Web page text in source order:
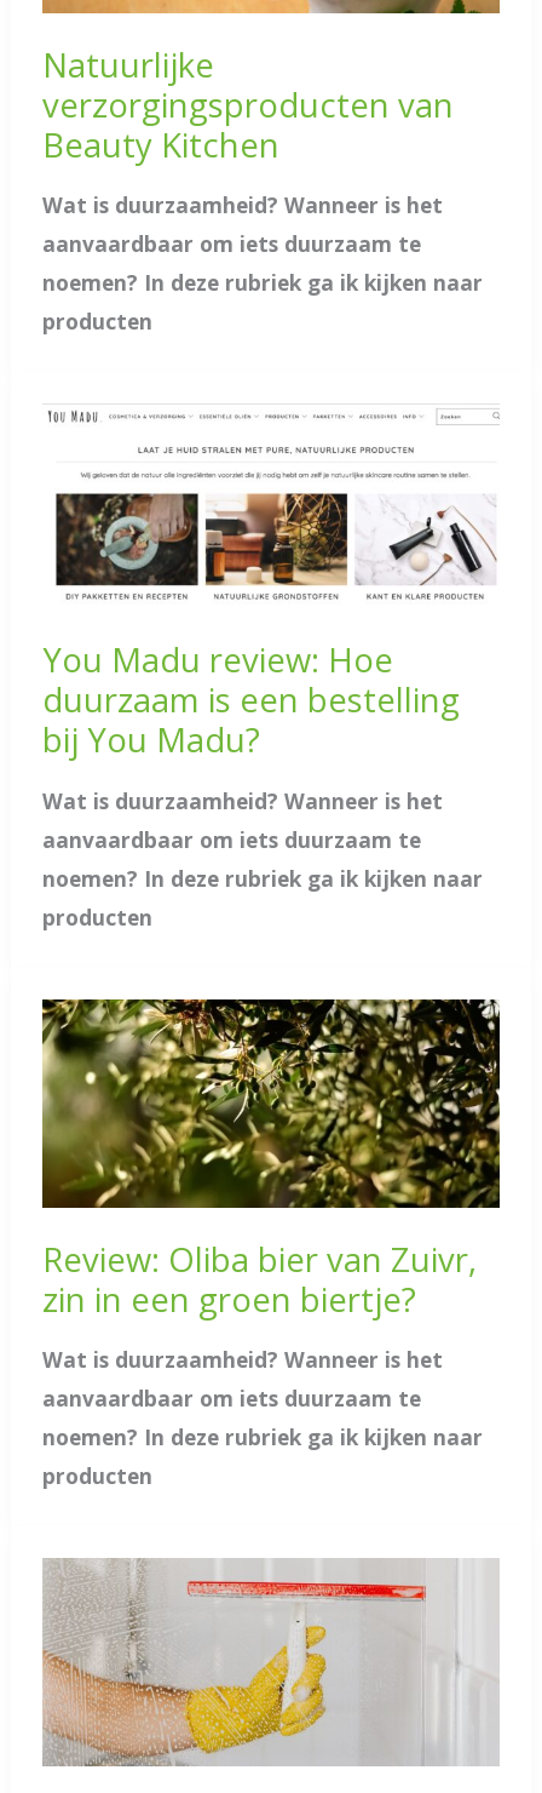
Natuurlijke
verzorgingsproducten van
Beauty Kitchen
Wat is duurzaamheid? Wanneer is het
aanvaardbaar om iets duurzaam te
noemen? In deze rubriek ga ik kijken naar
producten
You Madu review: Hoe
duurzaam is een bestelling
bij You Madu?
Wat is duurzaamheid? Wanneer is het
aanvaardbaar om iets duurzaam te
noemen? In deze rubriek ga ik kijken naar
producten
Review: Oliba bier van Zuivr,
zin in een groen biertje?
Wat is duurzaamheid? Wanneer is het
aanvaardbaar om iets duurzaam te
noemen? In deze rubriek ga ik kijken naar
producten